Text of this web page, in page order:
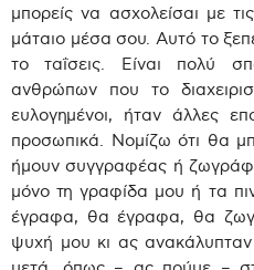
μπορείς να ασχολείσαι με
μάταιο μέσα σου. Αυτό το
το ταΐσεις. Είναι πολύ
ανθρώπων που το
ευλογημένοι, ήταν άλλες
προσωπικά. Νομίζω ότι θα
ήμουν συγγραφέας ή
μόνο τη γραφίδα μου ή τα
έγραφα, θα έγραφα, θα
ψυχή μου κι ας